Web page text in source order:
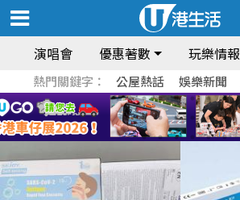
演唱會 優惠著數 玩樂情報
熱門關鍵字： 公屋熱話 娛樂新聞